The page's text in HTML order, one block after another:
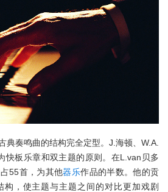
典奏鸣曲的结构完全定型。J.海顿、W.A.
快板乐章和双主题的原则。在L.van贝多
55首，为其他器乐作品的半数。他的贡
构，使主题与主题之间的对比更加戏剧